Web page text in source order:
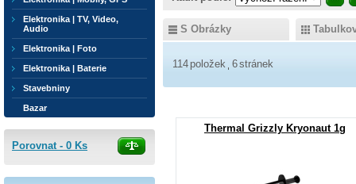
S Obrázky
114 položek 6stránek
Thermal Grizzly Kryonaut 1g
Elektronika | TV, Video,
Audio
Elektronika | Foto
Elektronika | Baterie
Stavebniny
Bazar
Porovnat - 0 Ks